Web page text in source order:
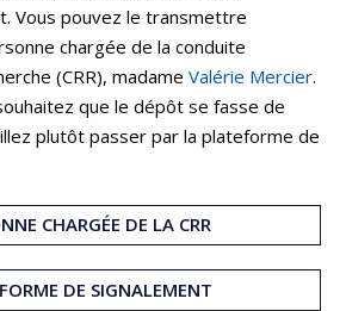
Vous pouvez le transmettre
chargée de la conduite
(CRR), madame Valérie Mercier.
que le dépôt se fasse de
plutôt passer par la plateforme de
CHARGÉE DE LA CRR
DE SIGNALEMENT